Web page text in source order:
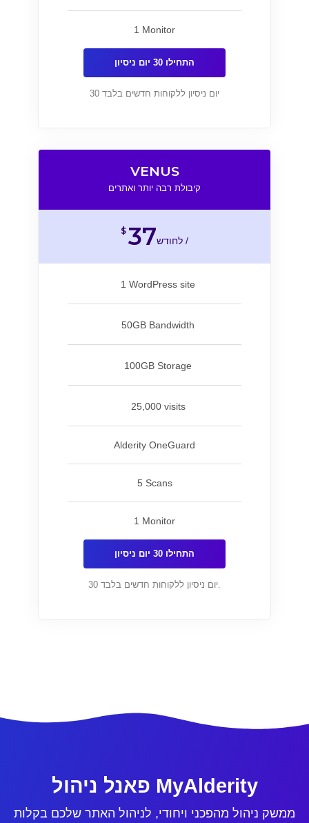
1 Monitor
התחילו 30 יום ניסיון
30 יום ניסיון ללקוחות חדשים בלבד
VENUS
קיבולת רבה יותר ואתרים
$ 37 לחודש /
1 WordPress site
50GB Bandwidth
100GB Storage
25,000 visits
Alderity OneGuard
5 Scans
1 Monitor
התחילו 30 יום ניסיון
פאנל ניהול MyAlderity
ממשק ניהול מהפכני ויחודי, לניהול האתר שלכם בקלות